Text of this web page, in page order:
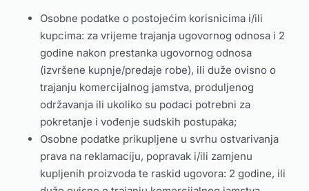
Osobne podatke o postojećim korisnicima i/ili
kupcima: za vrijeme trajanja ugovornog odnosa i 2
godine nakon prestanka ugovornog odnosa
(izvršene kupnje/predaje robe), ili duže ovisno o
trajanju komercijalnog jamstva, produljenog
održavanja ili ukoliko su podaci potrebni za
pokretanje i vođenje sudskih postupaka;
Osobne podatke prikupljene u svrhu ostvarivanja
prava na reklamaciju, popravak i/ili zamjenu
kupljenih proizvoda te raskid ugovora: 2 godine, ili